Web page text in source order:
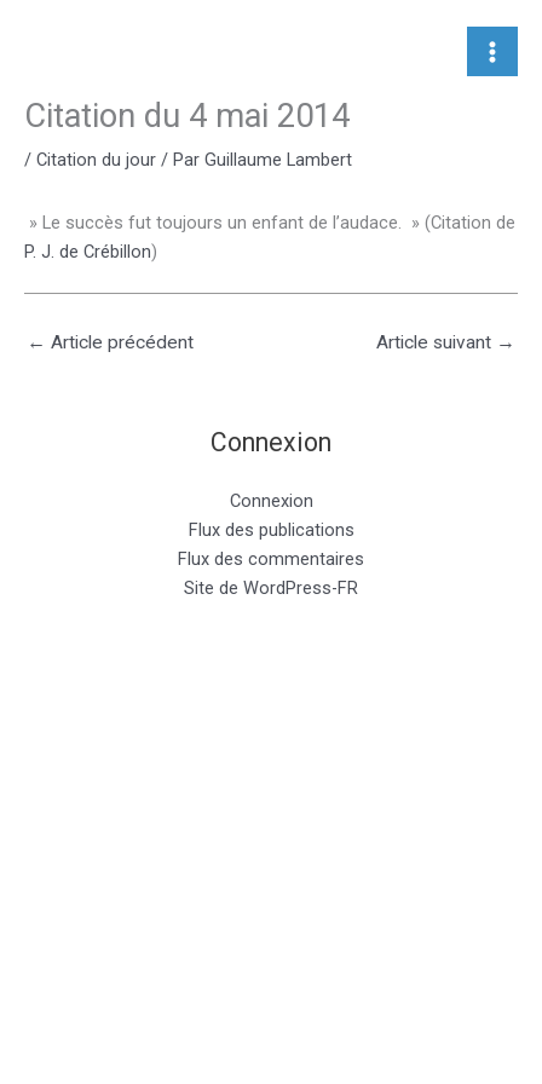
Citation du 4 mai 2014
/ Citation du jour / Par Guillaume Lambert
» Le succès fut toujours un enfant de l’audace. » (Citation de
P. J. de Crébillon)
← Article précédent Article suivant →
Connexion
Connexion
Flux des publications
Flux des commentaires
Site de WordPress-FR